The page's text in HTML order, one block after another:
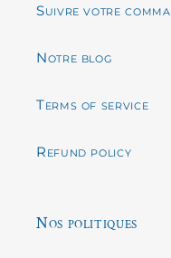
Suivre votre
Notre blog
Terms of service
Refund policy
Nos politiques